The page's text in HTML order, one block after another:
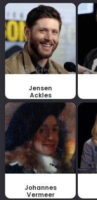
Jensen
Ackles
Johannes
Vermeer